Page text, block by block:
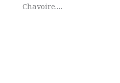
Chavoire.…